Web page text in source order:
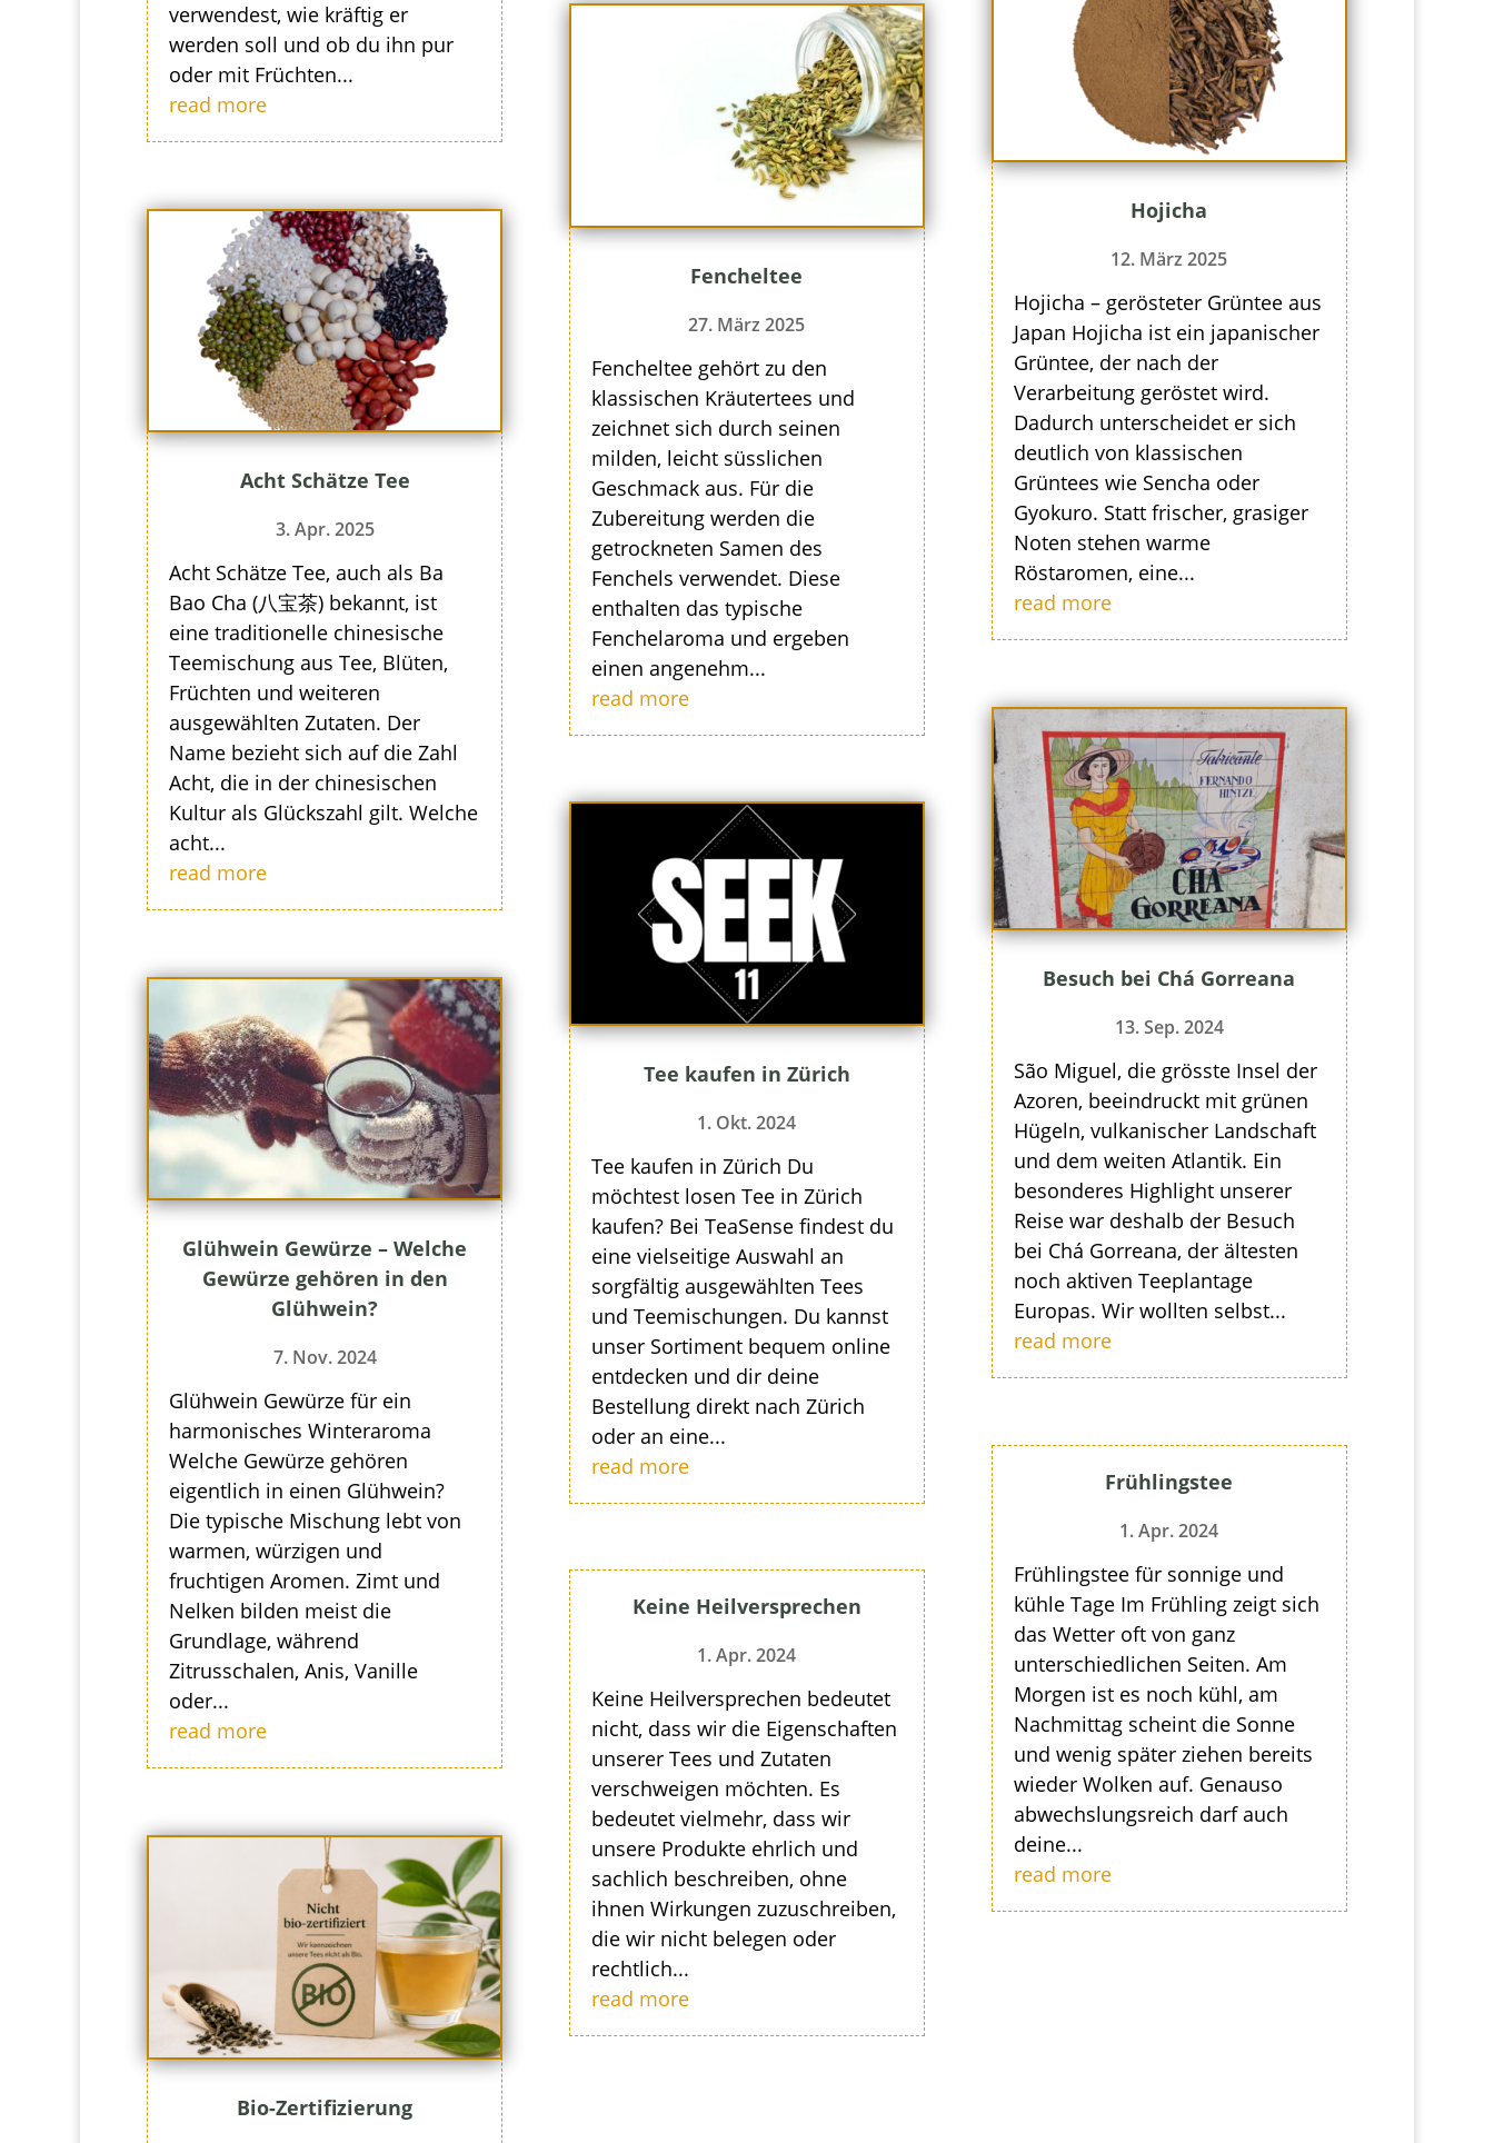
verwendest, wie kräftig er
werden soll und ob du ihn pur
oder mit Früchten...
read more
Acht Schätze Tee
3. Apr. 2025
Acht Schätze Tee, auch als Ba
Bao Cha (八宝茶) bekannt, ist
eine traditionelle chinesische
Teemischung aus Tee, Blüten,
Früchten und weiteren
ausgewählten Zutaten. Der
Name bezieht sich auf die Zahl
Acht, die in der chinesischen
Kultur als Glückszahl gilt. Welche
acht...
read more
Glühwein Gewürze – Welche
Gewürze gehören in den
Glühwein?
7. Nov. 2024
Glühwein Gewürze für ein
harmonisches Winteraroma
Welche Gewürze gehören
eigentlich in einen Glühwein?
Die typische Mischung lebt von
warmen, würzigen und
fruchtigen Aromen. Zimt und
Nelken bilden meist die
Grundlage, während
Zitrusschalen, Anis, Vanille
oder...
read more
Bio-Zertifizierung
Fencheltee
27. März 2025
Fencheltee gehört zu den
klassischen Kräutertees und
zeichnet sich durch seinen
milden, leicht süsslichen
Geschmack aus. Für die
Zubereitung werden die
getrockneten Samen des
Fenchels verwendet. Diese
enthalten das typische
Fenchelaroma und ergeben
einen angenehm...
read more
Tee kaufen in Zürich
1. Okt. 2024
Tee kaufen in Zürich Du
möchtest losen Tee in Zürich
kaufen? Bei TeaSense findest du
eine vielseitige Auswahl an
sorgfältig ausgewählten Tees
und Teemischungen. Du kannst
unser Sortiment bequem online
entdecken und dir deine
Bestellung direkt nach Zürich
oder an eine...
read more
Keine Heilversprechen
1. Apr. 2024
Keine Heilversprechen bedeutet
nicht, dass wir die Eigenschaften
unserer Tees und Zutaten
verschweigen möchten. Es
bedeutet vielmehr, dass wir
unsere Produkte ehrlich und
sachlich beschreiben, ohne
ihnen Wirkungen zuzuschreiben,
die wir nicht belegen oder
rechtlich...
read more
Hojicha
12. März 2025
Hojicha – gerösteter Grüntee aus
Japan Hojicha ist ein japanischer
Grüntee, der nach der
Verarbeitung geröstet wird.
Dadurch unterscheidet er sich
deutlich von klassischen
Grüntees wie Sencha oder
Gyokuro. Statt frischer, grasiger
Noten stehen warme
Röstaromen, eine...
read more
Besuch bei Chá Gorreana
13. Sep. 2024
São Miguel, die grösste Insel der
Azoren, beeindruckt mit grünen
Hügeln, vulkanischer Landschaft
und dem weiten Atlantik. Ein
besonderes Highlight unserer
Reise war deshalb der Besuch
bei Chá Gorreana, der ältesten
noch aktiven Teeplantage
Europas. Wir wollten selbst...
read more
Frühlingstee
1. Apr. 2024
Frühlingstee für sonnige und
kühle Tage Im Frühling zeigt sich
das Wetter oft von ganz
unterschiedlichen Seiten. Am
Morgen ist es noch kühl, am
Nachmittag scheint die Sonne
und wenig später ziehen bereits
wieder Wolken auf. Genauso
abwechslungsreich darf auch
deine...
read more